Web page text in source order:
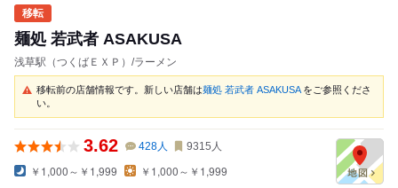
麺処 若武者 ASAKUSA
浅草駅（つくばＥＸＰ）/ラーメン
移転前の店舗情報です。新しい店舗は麺処 若武者 ASAKUSA をご参照くださ
い。
3.62 428人 9315 人
￥1,000～￥1,999 ￥1,000～￥1,999